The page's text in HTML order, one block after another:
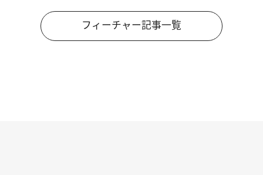
フィーチャー記事一覧